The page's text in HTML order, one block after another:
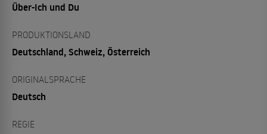
Über-Ich und Du
PRODUKTIONSLAND
Deutschland, Schweiz, Österreich
ORIGINALSPRACHE
Deutsch
REGIE